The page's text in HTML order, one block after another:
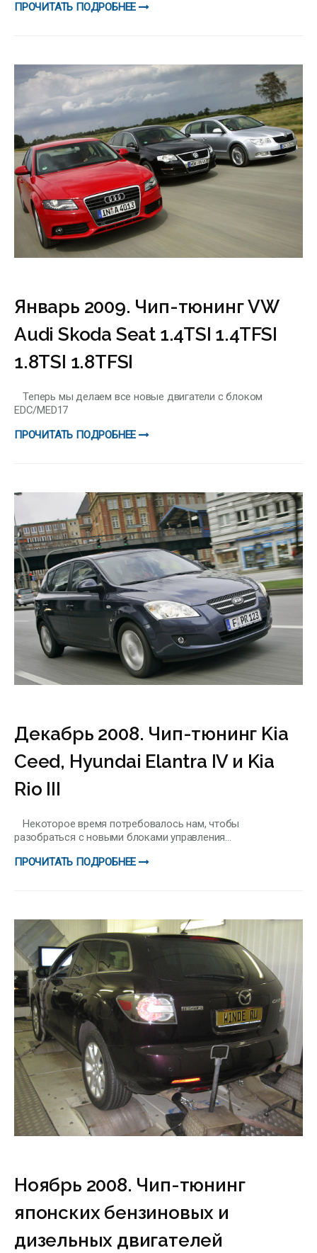
ПРОЧИТАТЬ ПОДРОБНЕЕ
Январь 2009. Чип-тюнинг VW
Audi Skoda Seat 1.4TSI 1.4TFSI
1.8TSI 1.8TFSI
Теперь мы делаем все новые двигатели с блоком
EDC/MED17
ПРОЧИТАТЬ ПОДРОБНЕЕ
Декабрь 2008. Чип-тюнинг Kia
Ceed, Hyundai Elantra IV и Kia
Rio III
Некоторое время потребовалось нам, чтобы
разобраться с новыми блоками управления...
ПРОЧИТАТЬ ПОДРОБНЕЕ
Ноябрь 2008. Чип-тюнинг
японских бензиновых и
дизельных двигателей